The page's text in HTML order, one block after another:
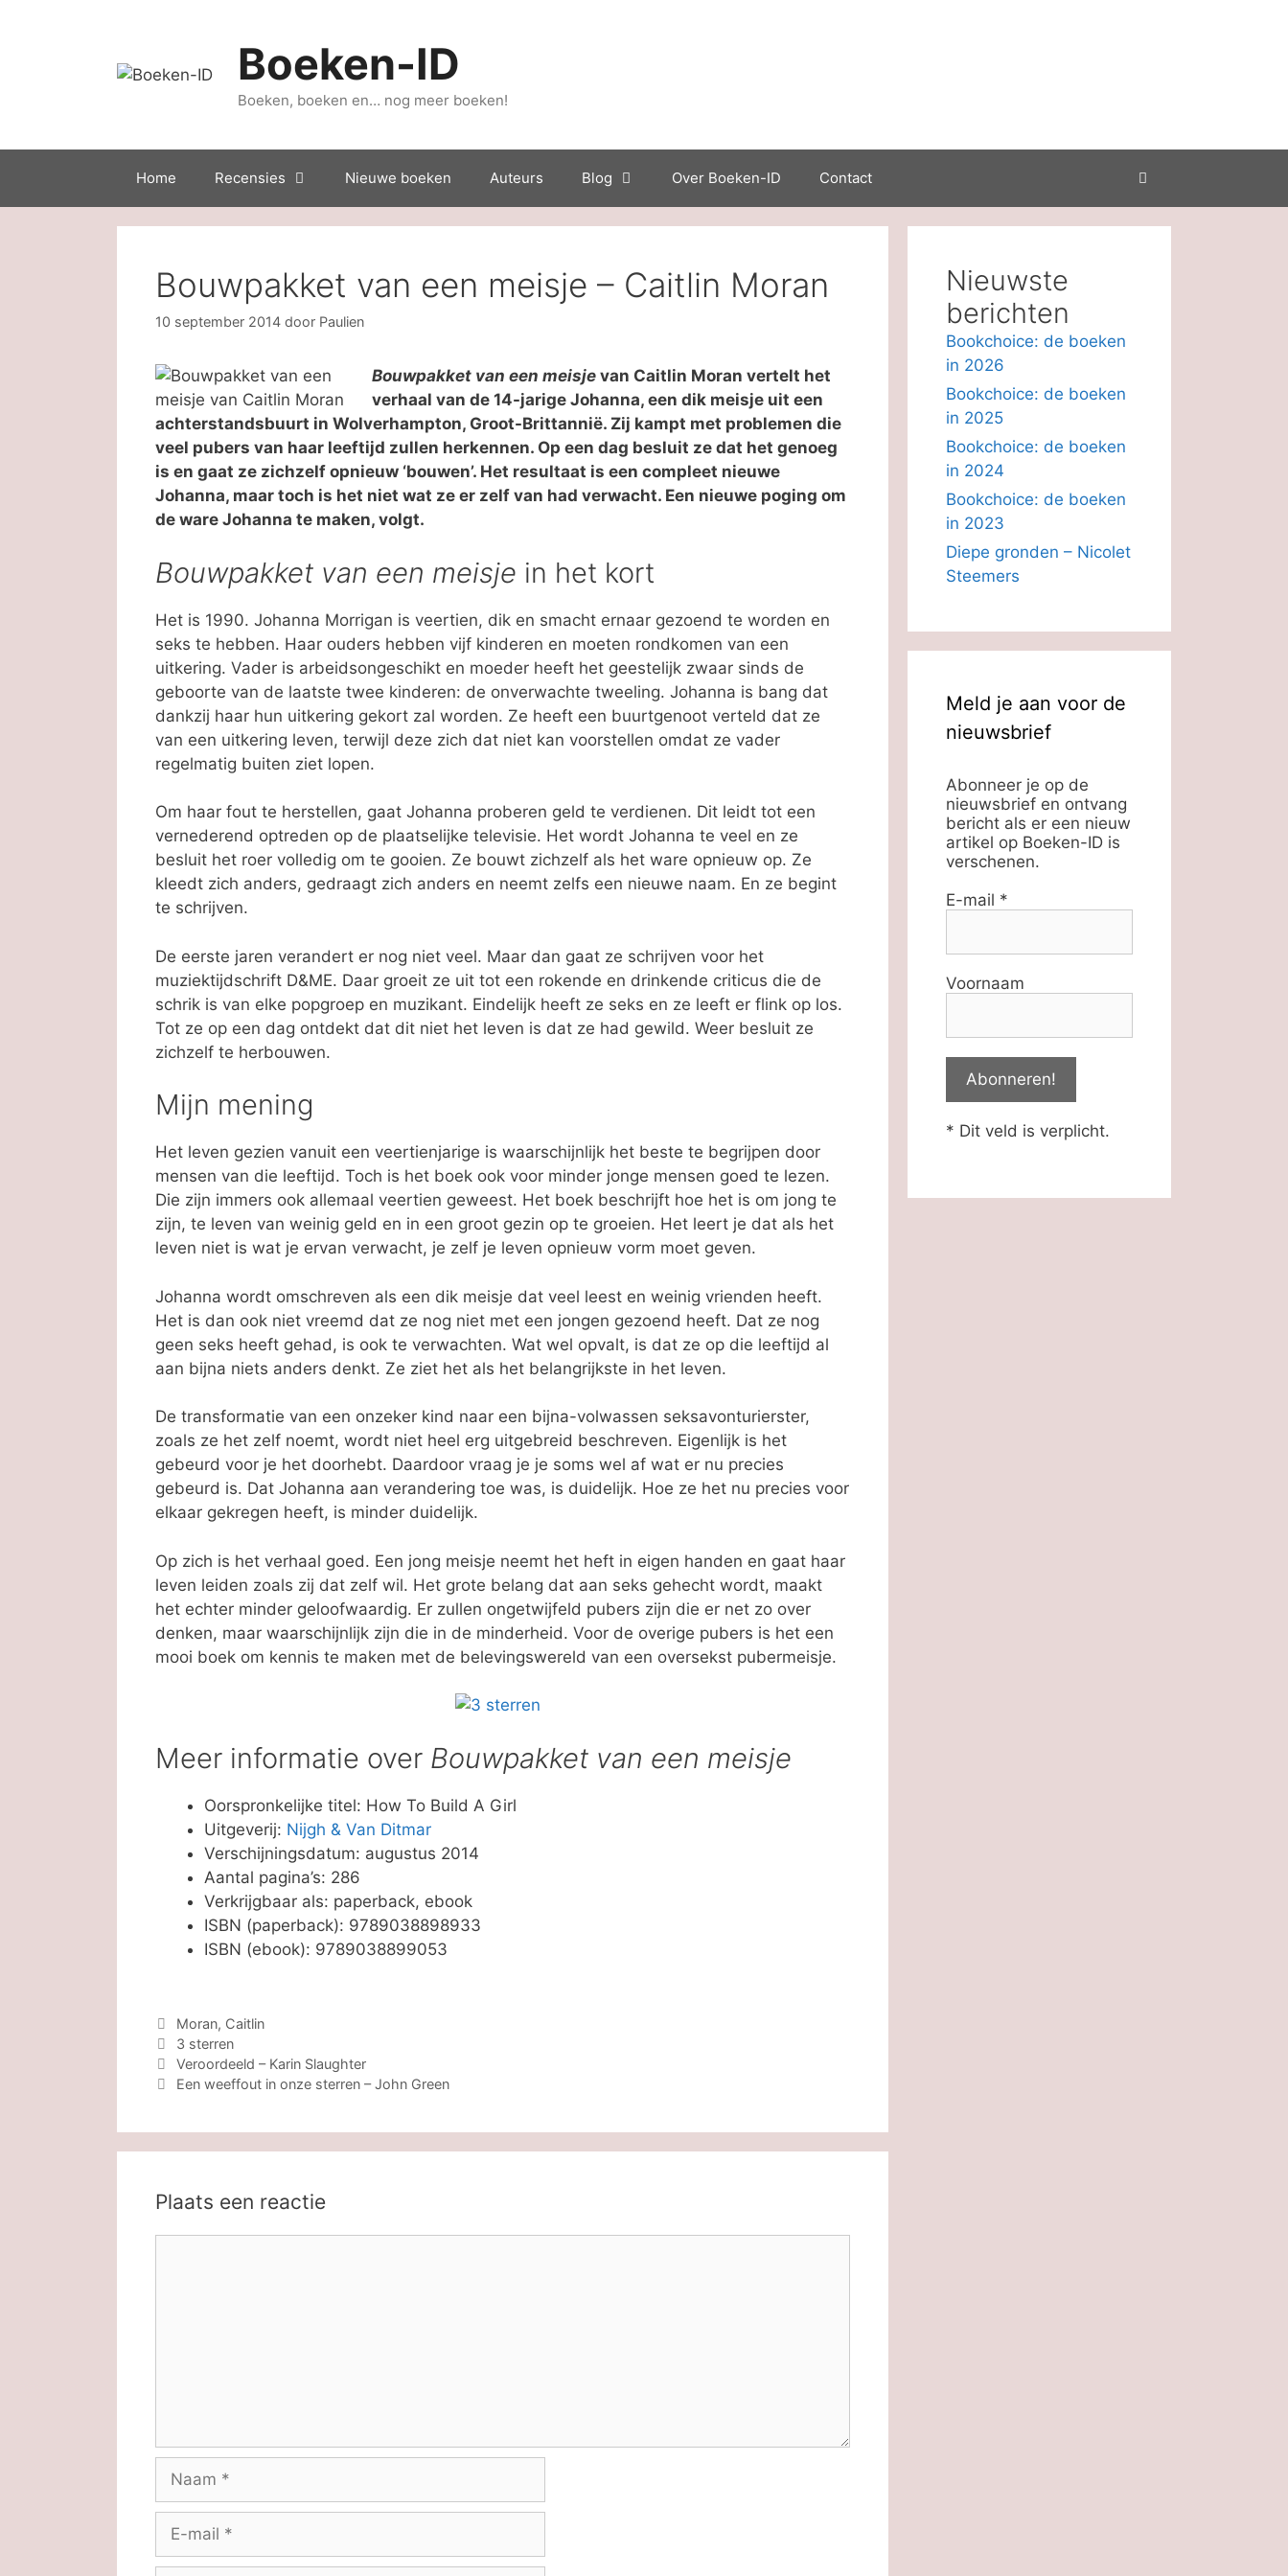
Boeken-ID
Boeken, boeken en… nog meer boeken!
Home Recensies Nieuwe boeken Auteurs Blog Over Boeken-ID Contact
Bouwpakket van een meisje – Caitlin Moran
10 september 2014 door Paulien
Bouwpakket van een meisjevan Caitlin Moran vertelt het
verhaal van de 14-jarige Johanna, een dik meisje uit een
achterstandsbuurt in Wolverhampton, Groot-Brittannië. Zij kampt met problemen die
veel pubers van haar leeftijd zullen herkennen. Op een dag besluit ze dat het genoeg
is en gaat ze zichzelf opnieuw ‘bouwen’. Het resultaat is een compleet nieuwe
Johanna, maar toch is het niet wat ze er zelf van had verwacht. Een nieuwe poging om
de ware Johanna te maken, volgt.
Bouwpakket van een meisje in het kort
Het is 1990. Johanna Morrigan is veertien, dik en smacht ernaar gezoend te worden en
seks te hebben. Haar ouders hebben vijf kinderen en moeten rondkomen van een
uitkering. Vader is arbeidsongeschikt en moeder heeft het geestelijk zwaar sinds de
geboorte van de laatste twee kinderen: de onverwachte tweeling. Johanna is bang dat
dankzij haar hun uitkering gekort zal worden. Ze heeft een buurtgenoot verteld dat ze
van een uitkering leven, terwijl deze zich dat niet kan voorstellen omdat ze vader
regelmatig buiten ziet lopen.
Om haar fout te herstellen, gaat Johanna proberen geld te verdienen. Dit leidt tot een
vernederend optreden op de plaatselijke televisie. Het wordt Johanna te veel en ze
besluit het roer volledig om te gooien. Ze bouwt zichzelf als het ware opnieuw op. Ze
kleedt zich anders, gedraagt zich anders en neemt zelfs een nieuwe naam. En ze begint
te schrijven.
De eerste jaren verandert er nog niet veel. Maar dan gaat ze schrijven voor het
muziektijdschrift D&ME. Daar groeit ze uit tot een rokende en drinkende criticus die de
schrik is van elke popgroep en muzikant. Eindelijk heeft ze seks en ze leeft er flink op los.
Tot ze op een dag ontdekt dat dit niet het leven is dat ze had gewild. Weer besluit ze
zichzelf te herbouwen.
Mijn mening
Het leven gezien vanuit een veertienjarige is waarschijnlijk het beste te begrijpen door
mensen van die leeftijd. Toch is het boek ook voor minder jonge mensen goed te lezen.
Die zijn immers ook allemaal veertien geweest. Het boek beschrijft hoe het is om jong te
zijn, te leven van weinig geld en in een groot gezin op te groeien. Het leert je dat als het
leven niet is wat je ervan verwacht, je zelf je leven opnieuw vorm moet geven.
Johanna wordt omschreven als een dik meisje dat veel leest en weinig vrienden heeft.
Het is dan ook niet vreemd dat ze nog niet met een jongen gezoend heeft. Dat ze nog
geen seks heeft gehad, is ook te verwachten. Wat wel opvalt, is dat ze op die leeftijd al
aan bijna niets anders denkt. Ze ziet het als het belangrijkste in het leven.
De transformatie van een onzeker kind naar een bijna-volwassen seksavonturierster,
zoals ze het zelf noemt, wordt niet heel erg uitgebreid beschreven. Eigenlijk is het
gebeurd voor je het doorhebt. Daardoor vraag je je soms wel af wat er nu precies
gebeurd is. Dat Johanna aan verandering toe was, is duidelijk. Hoe ze het nu precies voor
elkaar gekregen heeft, is minder duidelijk.
Op zich is het verhaal goed. Een jong meisje neemt het heft in eigen handen en gaat haar
leven leiden zoals zij dat zelf wil. Het grote belang dat aan seks gehecht wordt, maakt
het echter minder geloofwaardig. Er zullen ongetwijfeld pubers zijn die er net zo over
denken, maar waarschijnlijk zijn die in de minderheid. Voor de overige pubers is het een
mooi boek om kennis te maken met de belevingswereld van een oversekst pubermeisje.
Meer informatie over Bouwpakket van een meisje
Oorspronkelijke titel: How To Build A Girl
Uitgeverij: Nijgh & Van Ditmar
Verschijningsdatum: augustus 2014
Aantal pagina’s: 286
Verkrijgbaar als: paperback, ebook
ISBN (paperback): 9789038898933
ISBN (ebook): 9789038899053
Categorieën
Moran, Caitlin
Tags
3 sterren
Veroordeeld – Karin Slaughter
Een weeffout in onze sterren – John Green
Plaats een reactie
Naam
Nieuwste
berichten
Bookchoice: de boeken
in 2026
Bookchoice: de boeken
in 2025
Bookchoice: de boeken
in 2024
Bookchoice: de boeken
in 2023
Diepe gronden – Nicolet
Steemers
Meld je aan voor de
nieuwsbrief
Abonneer je op de
nieuwsbrief en ontvang
bericht als er een nieuw
artikel op Boeken-ID is
verschenen.
E-mail *
Voornaam
* Dit veld is verplicht.